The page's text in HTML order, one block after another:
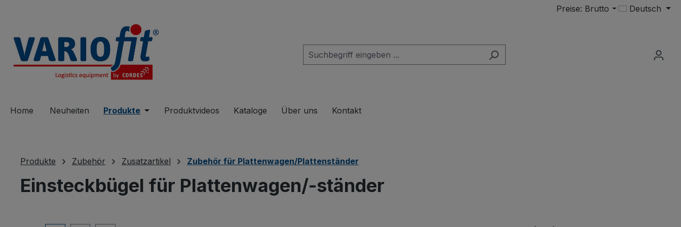
Preise: Brutto Deutsch
Home Neuheiten Produkte Öffne oder Schließe das Dropdown der Kategorie Produkte
Produktvideos Kataloge Über uns Kontakt
Produkte Zubehör Zusatzartikel Zubehör für Plattenwagen/Plattenständer
Einsteckbügel für Plattenwagen/-ständer